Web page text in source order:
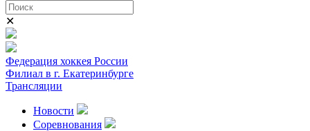
✕
Федерация хоккея России
Филиал в г. Екатеринбурге
Трансляции
Новости
Соревнования